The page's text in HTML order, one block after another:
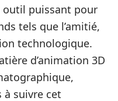
puissant pour
tels que l’amitié,
technologique.
d’animation 3D
à suivre cet